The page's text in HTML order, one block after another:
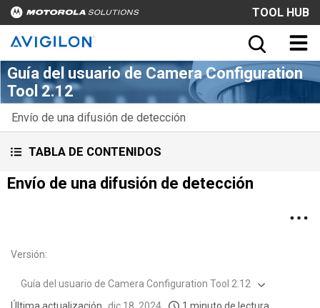
TOOL HUB
Guía del usuario de Camera Configuration
Tool 2.12
Envío de una difusión de detección
TABLA DE CONTENIDOS
Envío de una difusión de detección
Versión:
Guía del usuario de Camera Configuration Tool 2.12
Última actualización
dic 18, 2024
1 minuto de lectura